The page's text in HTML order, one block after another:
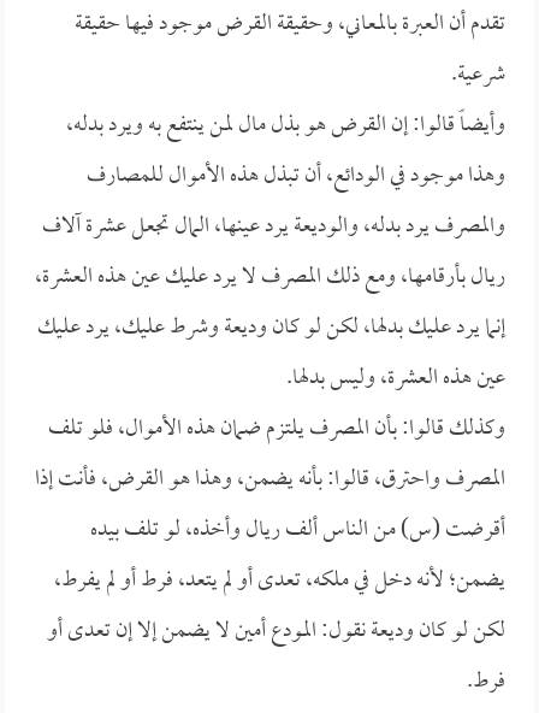
تقدم أن العبرة بالمعاني، وحقيقة القرض موجود فيها حقيقة
شرعية.
وأيضاً قالوا: إن القرض هو بذل مال لمن ينتفع به ويرد بدله،
وهذا موجود في الودائع، أن تبذل هذه الأموال للمصارف
والمصرف يرد بدله، والوديعة يرد عينها، المال تجعل عشرة آلاف
ريال بأرقامها، ومع ذلك المصرف لا يرد عليك عين هذه العشرة،
إنما يرد عليك بدلها، لكن لو كان وديعة وشرط عليك، يرد عليك
عين هذه العشرة، وليس بدلها.
وكذلك قالوا: بأن المصرف يلتزم ضمان هذه الأموال، فلو تلف
المصرف واحترق، قالوا: بأنه يضمن، وهذا هو القرض، فأنت إذا
أقرضت (س) من الناس ألف ريال وأخذه، لو تلف بيده
يضمن؛ لأنه دخل في ملكه، تعدى أو لم يتعد، فرط أو لم يفرط،
لكن لو كان وديعة نقول: المودع أمين لا يضمن إلا إن تعدى أو
فرط.